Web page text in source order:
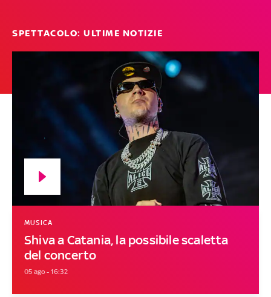
SPETTACOLO: ULTIME NOTIZIE
Shiva a Catania, la possibile scaletta
del concerto
MUSICA
05 ago - 16:32